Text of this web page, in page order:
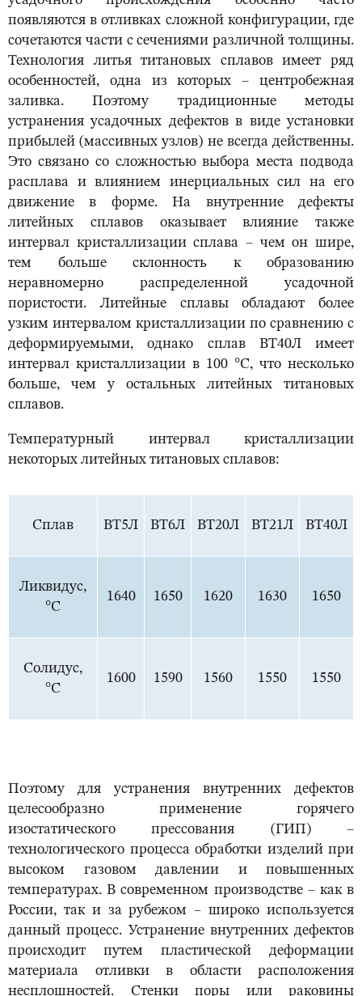
появляются в отливках сложной конфигурации, где
сочетаются части с сечениями различной толщины.
Технология литья титановых сплавов имеет ряд
особенностей, одна из которых – центробежная
заливка. Поэтому традиционные методы
устранения усадочных дефектов в виде установки
прибылей (массивных узлов) не всегда действенны.
Это связано со сложностью выбора места подвода
расплава и влиянием инерциальных сил на его
движение в форме. На внутренние дефекты
литейных сплавов оказывает влияние также
интервал кристаллизации сплава – чем он шире,
тем больше склонность к образованию
неравномерно распределенной усадочной
пористости. Литейные сплавы обладают более
узким интервалом кристаллизации по сравнению с
деформируемыми, однако сплав ВТ40Л имеет
интервал кристаллизации в 100 °С, что несколько
больше, чем у остальных литейных титановых
сплавов.
Температурный интервал кристаллизации
некоторых литейных титановых сплавов:
Сплав ВТ5Л ВТ6Л ВТ20Л ВТ21Л ВТ40Л
Ликвидус,
°С
1640 1650 1620 1630 1650
Солидус,
°С
1600 1590 1560 1550 1550
Поэтому для устранения внутренних дефектов
целесообразно применение горячего
изостатического прессования (ГИП) –
технологического процесса обработки изделий при
высоком газовом давлении и повышенных
температурах. В современном производстве – как в
России, так и за рубежом ‒ широко используется
данный процесс. Устранение внутренних дефектов
происходит путем пластической деформации
материала отливки в области расположения
несплошностей. Стенки поры или раковины